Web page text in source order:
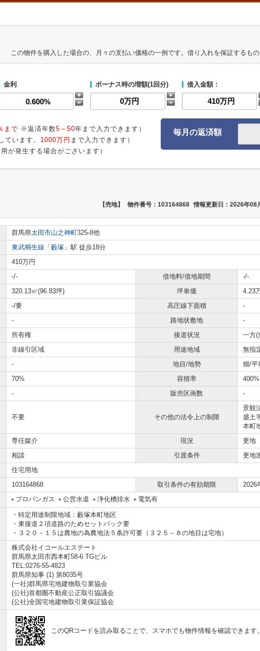
この物件を購入した場合の、月々の支払い価格の一例です。借り入れを保証するもの
金利 ボーナス時の増額(1回分) 借入金額：
まで ※返済年数5～50年まで入力できます）
ています。 1000万円 まで入力できます）
が発生する場合がございます）
毎月の返済額
【売地】 物件番号：103164868 情報更新日：2026年08
群馬県太田市山之神町325-8他
東武桐生線 「 藪塚 」駅 徒歩18分
410万円
-/- 借地料/借地期間
-/-
320.13㎡(96.83坪) 坪単価
4.23
-/要 高圧線下面積
-
- 路地状敷地
-
所有権 接道状況
一方(
非線引区域 用途地域
無指
- 地目/地勢
畑/平
70% 容積率
400%
- 販売区画数 -
不要 その他の法令上の制限
景観
盛土
本町
専任媒介 現況
更地
相談 引渡条件
更地
住宅用地
103164868 取引条件の有効期限
2026
プロパンガス 公営水道 浄化槽排水 電気有
・特定用途制限地域：藪塚本町地区
・東接道２項道路のためセットバック要
・３２０－１５は農地の為農地法５条許可要（３２５－８の地目は宅地）
株式会社イコールエステート
群馬県太田市西本町58-6 TGビル
TEL:0276-55-4823
群馬県知事 (1) 第8035号
(一社)群馬県宅地建物取引業協会
(公社)首都圏不動産公正取引協議会
(公社)全国宅地建物取引業保証協会
このQRコードを読み取ることで、スマホでも物件情報を確認できます。